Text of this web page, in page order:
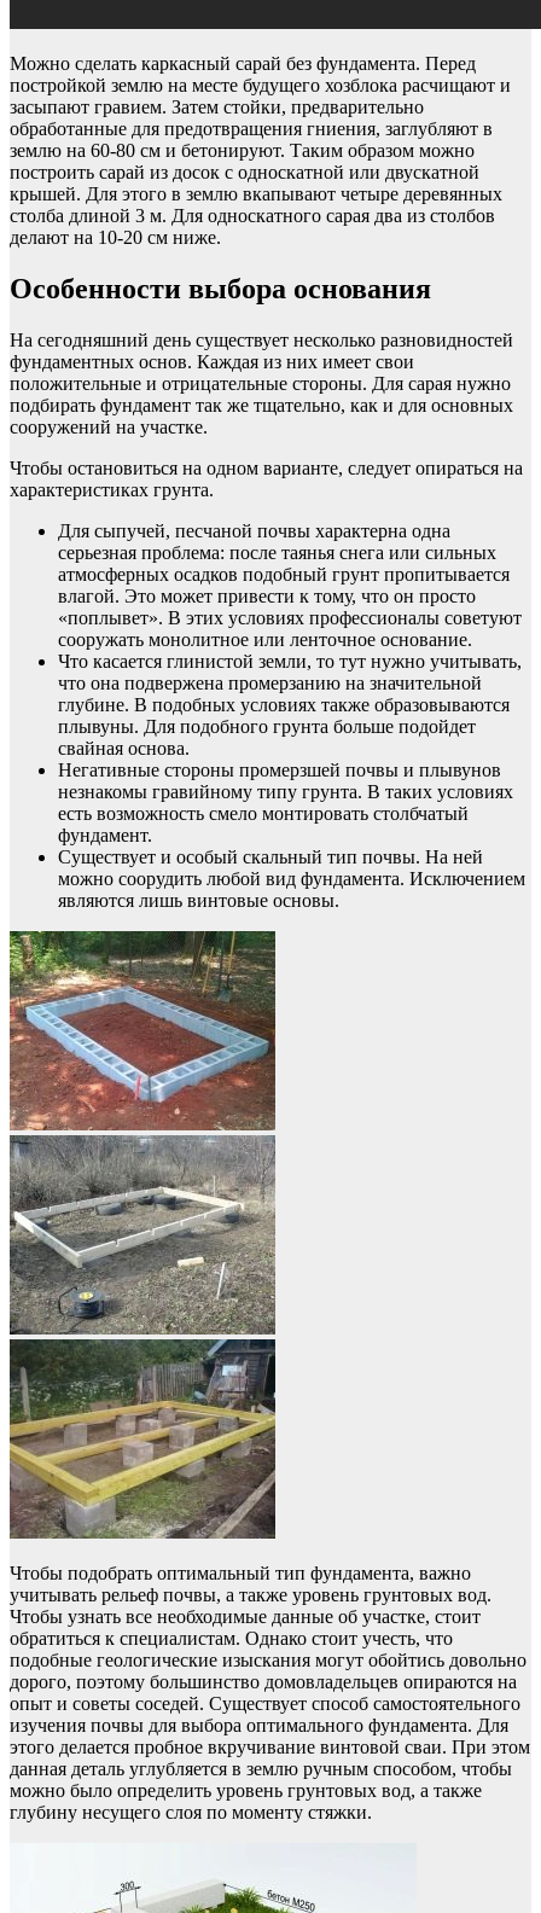
Можно сделать каркасный сарай без фундамента. Перед
постройкой землю на месте будущего хозблока расчищают и
засыпают гравием. Затем стойки, предварительно
обработанные для предотвращения гниения, заглубляют в
землю на 60-80 см и бетонируют. Таким образом можно
построить сарай из досок с односкатной или двускатной
крышей. Для этого в землю вкапывают четыре деревянных
столба длиной 3 м. Для односкатного сарая два из столбов
делают на 10-20 см ниже.
Особенности выбора основания
На сегодняшний день существует несколько разновидностей
фундаментных основ. Каждая из них имеет свои
положительные и отрицательные стороны. Для сарая нужно
подбирать фундамент так же тщательно, как и для основных
сооружений на участке.
Чтобы остановиться на одном варианте, следует опираться на
характеристиках грунта.
Для сыпучей, песчаной почвы характерна одна
серьезная проблема: после таянья снега или сильных
атмосферных осадков подобный грунт пропитывается
влагой. Это может привести к тому, что он просто
«поплывет». В этих условиях профессионалы советуют
сооружать монолитное или ленточное основание.
Что касается глинистой земли, то тут нужно учитывать,
что она подвержена промерзанию на значительной
глубине. В подобных условиях также образовываются
плывуны. Для подобного грунта больше подойдет
свайная основа.
Негативные стороны промерзшей почвы и плывунов
незнакомы гравийному типу грунта. В таких условиях
есть возможность смело монтировать столбчатый
фундамент.
Существует и особый скальный тип почвы. На ней
можно соорудить любой вид фундамента. Исключением
являются лишь винтовые основы.
Чтобы подобрать оптимальный тип фундамента, важно
учитывать рельеф почвы, а также уровень грунтовых вод.
Чтобы узнать все необходимые данные об участке, стоит
обратиться к специалистам. Однако стоит учесть, что
подобные геологические изыскания могут обойтись довольно
дорого, поэтому большинство домовладельцев опираются на
опыт и советы соседей. Существует способ самостоятельного
изучения почвы для выбора оптимального фундамента. Для
этого делается пробное вкручивание винтовой сваи. При этом
данная деталь углубляется в землю ручным способом, чтобы
можно было определить уровень грунтовых вод, а также
глубину несущего слоя по моменту стяжки.